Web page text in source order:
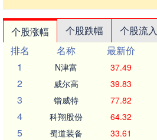
个股涨幅 个股跌幅 个股流入
排名
名称 最新价
1
N津富 37.49
2 威尔高 39.83
3 锴威特 77.82
4 科翔股份 64.32
5 蜀道装备 33.61